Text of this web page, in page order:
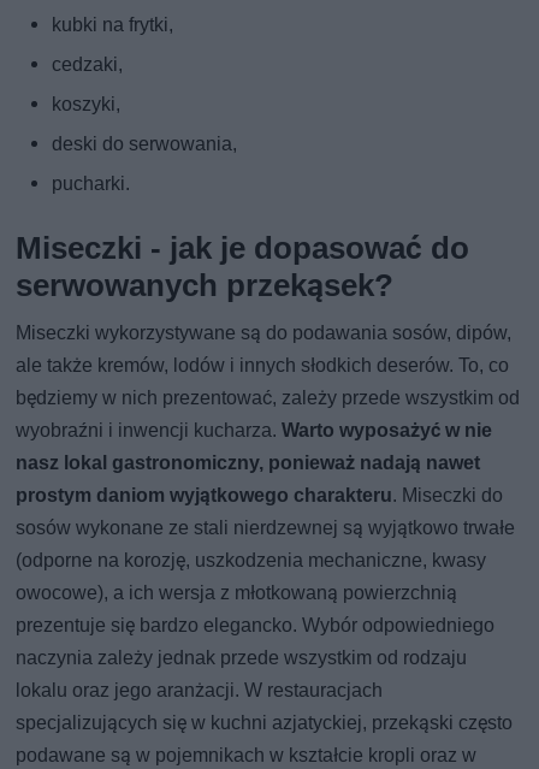
kubki na frytki,
cedzaki,
koszyki,
deski do serwowania,
pucharki.
Miseczki - jak je dopasować do
serwowanych przekąsek?
Miseczki wykorzystywane są do podawania sosów, dipów,
ale także kremów, lodów i innych słodkich deserów. To, co
będziemy w nich prezentować, zależy przede wszystkim od
wyobraźni i inwencji kucharza.Warto wyposażyć w nie
nasz lokal gastronomiczny, ponieważ nadają nawet
prostym daniom wyjątkowego charakteru. Miseczki do
sosów wykonane ze stali nierdzewnej są wyjątkowo trwałe
(odporne na korozję, uszkodzenia mechaniczne, kwasy
owocowe), a ich wersja z młotkowaną powierzchnią
prezentuje się bardzo elegancko. Wybór odpowiedniego
naczynia zależy jednak przede wszystkim od rodzaju
lokalu oraz jego aranżacji. W restauracjach
specjalizujących się w kuchni azjatyckiej, przekąski często
podawane są w pojemnikach w kształcie kropli oraz w